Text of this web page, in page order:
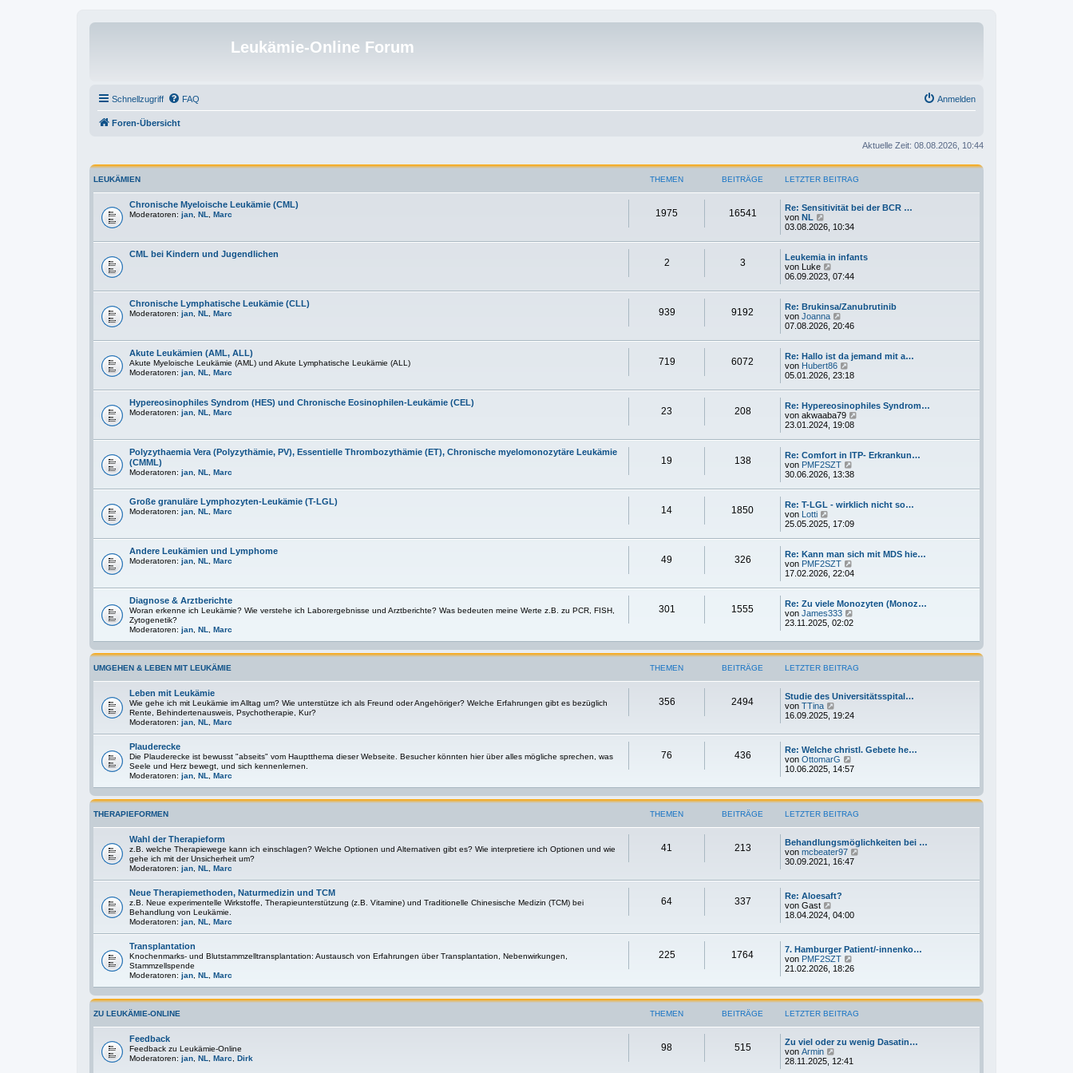
Leukämie-Online Forum
Schnellzugriff FAQ Anmelden
Foren-Übersicht
Aktuelle Zeit: 08.08.2026, 10:44
LEUKÄMIEN THEMEN BEITRÄGE LETZTER BEITRAG
Chronische Myeloische Leukämie (CML)
Moderatoren: jan NL Marc 1975 16541
Re: Sensitivität bei der BCR …
von NL
e
e
s
t
e
B
i
t
r
a
03.08.2026, 10:34
CML bei Kindern und Jugendlichen
2 3
Leukemia in infants
von Luke
e
e
s
t
e
B
e
i
t
r
a
06.09.2023, 07:44
Chronische Lymphatische Leukämie (CLL)
Moderatoren: jan NL Marc 939 9192
Re: Brukinsa/Zanubrutinib
von Joanna
e
e
s
t
e
B
e
i
t
r
a
07.08.2026, 20:46
Akute Leukämien (AML, ALL)
Akute Myeloische Leukämie (AML) und Akute Lymphatische Leukämie (ALL)
Moderatoren: jan NL Marc
719 6072
Re: Hallo ist da jemand mit a…
von Hubert86
e
e
s
t
e
B
e
i
t
r
a
05.01.2026, 23:18
Hypereosinophiles Syndrom (HES) und Chronische Eosinophilen-Leukämie (CEL)
Moderatoren: jan NL Marc 23 208
Re: Hypereosinophiles Syndrom…
von akwaaba79
e
s
B
e
i
a
23.01.2024, 19:08
Polyzythaemia Vera (Polyzythämie, PV), Essentielle Thrombozythämie (ET), Chronische myelomonozytäre Leukämie
(CMML)
Moderatoren: jan NL Marc
19 138
Re: Comfort in ITP- Erkrankun…
von PMF2SZT
e
e
s
e
B
e
i
t
r
a
30.06.2026, 13:38
Große granuläre Lymphozyten-Leukämie (T-LGL)
Moderatoren: jan NL Marc 14 1850
Re: T-LGL - wirklich nicht so…
von Lotti
e
e
s
t
e
r
B
e
i
t
r
25.05.2025, 17:09
Andere Leukämien und Lymphome
Moderatoren: jan NL Marc 49 326
Re: Kann man sich mit MDS hie…
von PMF2SZT
e
e
s
e
B
e
i
t
g
17.02.2026, 22:04
Diagnose & Arztberichte
Woran erkenne ich Leukämie? Wie verstehe ich Laborergebnisse und Arztberichte? Was bedeuten meine Werte z.B. zu PCR, FISH,
Zytogenetik?
Moderatoren: jan NL Marc
301 1555
Re: Zu viele Monozyten (Monoz…
von James333
e
s
e
r
e
t
a
g
23.11.2025, 02:02
UMGEHEN & LEBEN MIT LEUKÄMIE THEMEN BEITRÄGE LETZTER BEITRAG
Leben mit Leukämie
Wie gehe ich mit Leukämie im Alltag um? Wie unterstütze ich als Freund oder Angehöriger? Welche Erfahrungen gibt es bezüglich
Rente, Behindertenausweis, Psychotherapie, Kur?
Moderatoren: jan NL Marc
356 2494
Studie des Universitätsspital…
von TTina
e
e
t
e
r
e
i
t
r
a
g
16.09.2025, 19:24
Plauderecke
Die Plauderecke ist bewusst "abseits" vom Hauptthema dieser Webseite. Besucher könnten hier über alles mögliche sprechen, was
Seele und Herz bewegt, und sich kennenlernen.
Moderatoren: jan NL Marc
76 436
Re: Welche christl. Gebete he…
von OttomarG
e
e
s
e
r
e
i
t
a
10.06.2025, 14:57
THERAPIEFORMEN THEMEN BEITRÄGE LETZTER BEITRAG
Wahl der Therapieform
z.B. welche Therapiewege kann ich einschlagen? Welche Optionen und Alternativen gibt es? Wie interpretiere ich Optionen und wie
gehe ich mit der Unsicherheit um?
Moderatoren: jan NL Marc
41 213
Behandlungsmöglichkeiten bei …
von mcbeater97
e
e
i
g
30.09.2021, 16:47
Neue Therapiemethoden, Naturmedizin und TCM
z.B. Neue experimentelle Wirkstoffe, Therapieunterstützung (z.B. Vitamine) und Traditionelle Chinesische Medizin (TCM) bei
Behandlung von Leukämie.
Moderatoren: jan NL Marc
64 337
Re: Aloesaft?
von Gast
e
e
t
e
r
e
i
t
r
a
g
18.04.2024, 04:00
Transplantation
Knochenmarks- und Blutstammzelltransplantation: Austausch von Erfahrungen über Transplantation, Nebenwirkungen,
Stammzellspende
Moderatoren: jan NL Marc
225 1764
7. Hamburger Patient/-innenko…
von PMF2SZT
e
e
s
e
r
e
t
21.02.2026, 18:26
ZU LEUKÄMIE-ONLINE THEMEN BEITRÄGE LETZTER BEITRAG
Feedback
Feedback zu Leukämie-Online
Moderatoren: jan NL Marc Dirk
98 515
Zu viel oder zu wenig Dasatin…
von Armin
e
28.11.2025, 12:41